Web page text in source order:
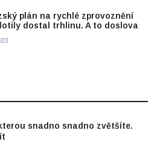
plán na rychlé zprovoznění
dostal trhlinu. A to doslova
snadno snadno zvětšíte.